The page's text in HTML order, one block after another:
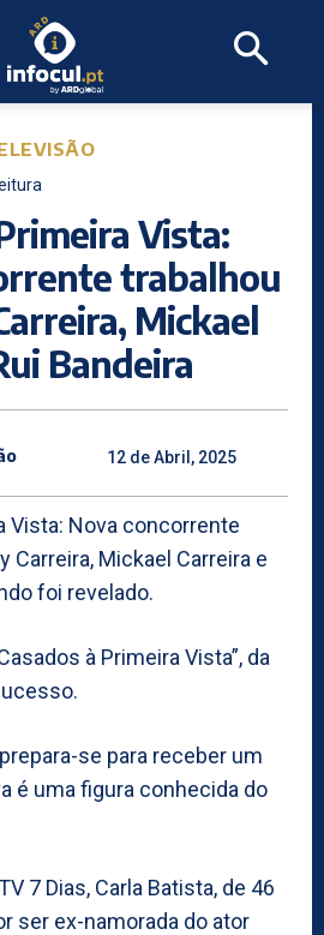
Vista:
trabalhou
Mickael
Bandeira
12 de Abril, 2025
Vista: Nova concorrente
Carreira, Mickael Carreira e
foi revelado.
à Primeira Vista”, da
se para receber um
é uma figura conhecida do
7 Dias, Carla Batista, de 46
ser ex-namorada do ator